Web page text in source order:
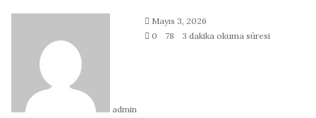
admin
Bir
e-
Mayıs 3, 2026
0
78 3 dakika okuma süresi